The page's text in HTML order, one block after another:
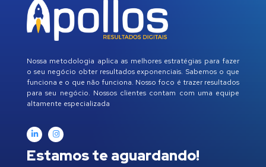
Nossa metodologia aplica as melhores estratégias para fazer
o seu negócio obter resultados exponenciais. Sabemos o que
funciona e o que não funciona. Nosso foco é trazer resultados
para seu negócio. Nossos clientes contam com uma equipe
altamente especializada
Estamos te aguardando!